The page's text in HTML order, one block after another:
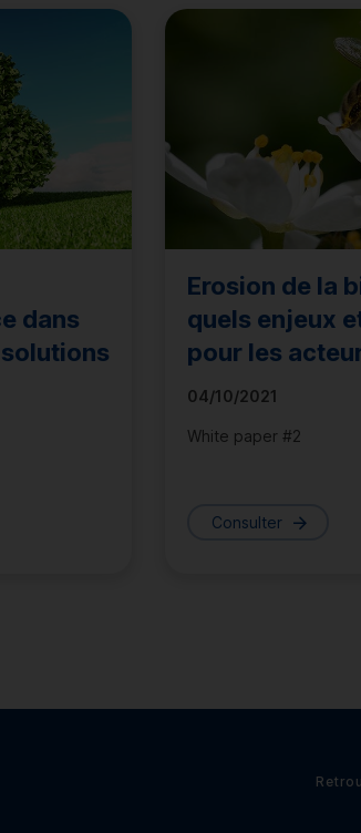
dans
Erosion de la
quels enjeux
pour les
04/10/2021
White paper #2
Consulter